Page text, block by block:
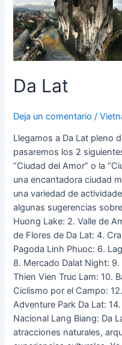
Da Lat
Deja un comentario /
Llegamos a Da Lat pleno
pasaremos los 2
“Ciudad del Amor” o la
una encantadora ciudad
una variedad de
algunas sugerencias
Huong Lake: 2. Valle de
de Flores de Da Lat: 4.
Pagoda Linh Phuoc: 6.
8. Mercado Dalat Night:
Thien Vien Truc Lam: 10.
Ciclismo por el Campo:
Adventure Park Da Lat:
Nacional Lang Biang: Da
atracciones naturales,